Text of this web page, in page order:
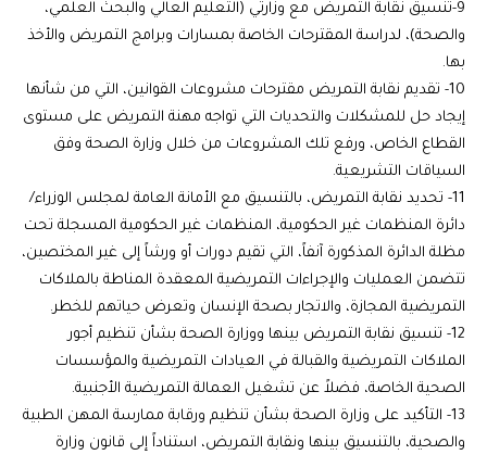
9-تنسيق نقابة التمريض مع وزارتي (التعليم العالي والبحث العلمي،
والصحة)، لدراسة المقترحات الخاصة بمسارات وبرامج التمريض والأخذ
بها.
10- تقديم نقابة التمريض مقترحات مشروعات القوانين، التي من شأنها
إيجاد حل للمشكلات والتحديات التي تواجه مهنة التمريض على مستوى
القطاع الخاص، ورفع تلك المشروعات من خلال وزارة الصحة وفق
السياقات التشريعية.
11- تحديد نقابة التمريض، بالتنسيق مع الأمانة العامة لمجلس الوزراء/
دائرة المنظمات غير الحكومية، المنظمات غير الحكومية المسجلة تحت
مظلة الدائرة المذكورة آنفاً، التي تقيم دورات أو ورشاً إلى غير المختصين،
تتضمن العمليات والإجراءات التمريضية المعقدة المناطة بالملاكات
التمريضية المجازة، والاتجار بصحة الإنسان وتعرض حياتهم للخطر.
12- تنسيق نقابة التمريض بينها ووزارة الصحة بشأن تنظيم أجور
الملاكات التمريضية والقبالة في العيادات التمريضية والمؤسسات
الصحية الخاصة، فضلاً عن تشغيل العمالة التمريضية الأجنبية.
13- التأكيد على وزارة الصحة بشأن تنظيم ورقابة ممارسة المهن الطبية
والصحية، بالتنسيق بينها ونقابة التمريض، استناداً إلى قانون وزارة